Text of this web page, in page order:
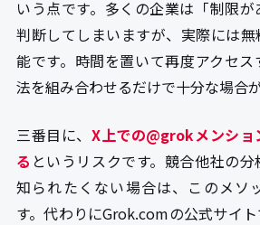
いう点です。多くの企業は「制限
判断してしまいますが、実際には
能です。時間を置いて再度アクセ
法を組み合わせるだけで十分な場合
三番目に、 X上での@grokメンショ
る というリスクです。競合他社の
知られたくない場合は、このメソ
す。代わりにGrok.comの公式サイ